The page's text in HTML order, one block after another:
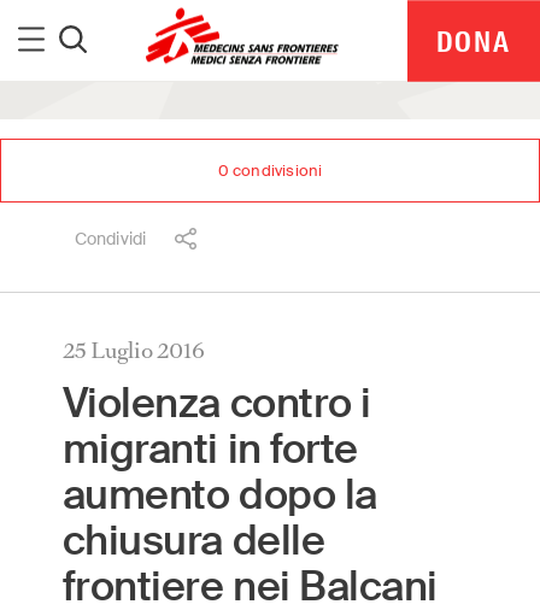
Menu
DONA
0 condivisioni
Condividi
25 Luglio 2016
Violenza contro i
migranti in forte
aumento dopo la
chiusura delle
frontiere nei Balcani
MSF Italia is part of a global network delivering
medical aid where it is needed most.
Independent. Neutral. Impartial.